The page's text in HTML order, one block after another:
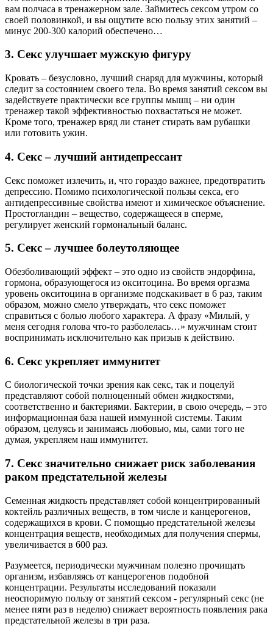
вам полчаса в тренажерном зале. Займитесь сексом утром со
своей половинкой, и вы ощутите всю пользу этих занятий –
минус 200-300 калорий обеспечено…
3. Секс улучшает мужскую фигуру
Кровать – безусловно, лучший снаряд для мужчины, который
следит за состоянием своего тела. Во время занятий сексом вы
задействуете практически все группы мышц – ни один
тренажер такой эффективностью похвастаться не может.
Кроме того, тренажер вряд ли станет стирать вам рубашки
или готовить ужин.
4. Секс – лучший антидепрессант
Секс поможет излечить, и, что гораздо важнее, предотвратить
депрессию. Помимо психологической пользы секса, его
антидепрессивные свойства имеют и химическое объяснение.
Простогландин – вещество, содержащееся в сперме,
регулирует женский гормональный баланс.
5. Секс – лучшее болеутоляющее
Обезболивающий эффект – это одно из свойств эндорфина,
гормона, образующегося из окситоцина. Во время оргазма
уровень окситоцина в организме подскакивает в 6 раз, таким
образом, можно смело утверждать, что секс поможет
справиться с болью любого характера. А фразу «Милый, у
меня сегодня голова что-то разболелась…» мужчинам стоит
воспринимать исключительно как призыв к действию.
6. Секс укрепляет иммунитет
С биологической точки зрения как секс, так и поцелуй
представляют собой полноценный обмен жидкостями,
соответственно и бактериями. Бактерии, в свою очередь, – это
информационная база нашей иммунной системы. Таким
образом, целуясь и занимаясь любовью, мы, сами того не
думая, укрепляем наш иммунитет.
7. Секс значительно снижает риск заболевания
раком предстательной железы
Семенная жидкость представляет собой концентрированный
коктейль различных веществ, в том числе и канцерогенов,
содержащихся в крови. С помощью предстательной железы
концентрация веществ, необходимых для получения спермы,
увеличивается в 600 раз.
Разумеется, периодически мужчинам полезно прочищать
организм, избавляясь от канцерогенов подобной
концентрации. Результаты исследований показали
неоспоримую пользу от занятий сексом - регулярный секс (не
менее пяти раз в неделю) снижает вероятность появления рака
предстательной железы в три раза.